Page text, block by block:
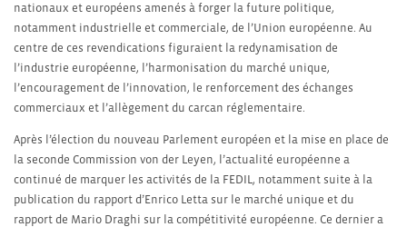
nationaux et européens amenés à forger la future politique,
notamment industrielle et commerciale, de l’Union européenne. Au
centre de ces revendications figuraient la redynamisation de
l’industrie européenne, l’harmonisation du marché unique,
l’encouragement de l’innovation, le renforcement des échanges
commerciaux et l’allègement du carcan réglementaire.
Après l’élection du nouveau Parlement européen et la mise en place de
la seconde Commission von der Leyen, l’actualité européenne a
continué de marquer les activités de la FEDIL, notamment suite à la
publication du rapport d’Enrico Letta sur le marché unique et du
rapport de Mario Draghi sur la compétitivité européenne. Ce dernier a